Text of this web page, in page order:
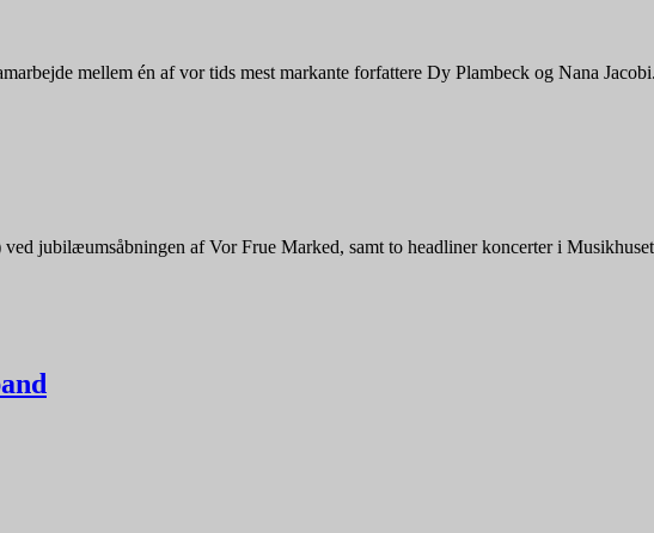
mellem én af vor tids mest markante forfattere Dy Plambeck og Nana Jacobi.
jubilæumsåbningen af Vor Frue Marked, samt to headliner koncerter i